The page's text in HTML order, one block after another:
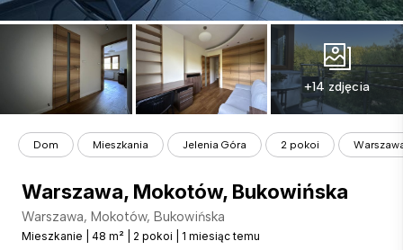
+14 zdjęcia
Dom Mieszkania Jelenia Góra 2 pokoi
Warszawa, Mokotów, Bukowińska
Warszawa, Mokotów, Bukowińska
Mieszkanie 48 m² 2 pokoi 1 miesiąc temu